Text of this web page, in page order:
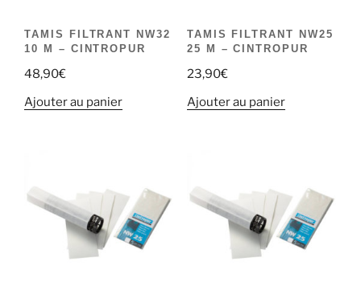
TAMIS FILTRANT NW32
10 M – CINTROPUR
48,90€
Ajouter au panier
TAMIS FILTRANT NW25
25 M – CINTROPUR
23,90€
Ajouter au panier